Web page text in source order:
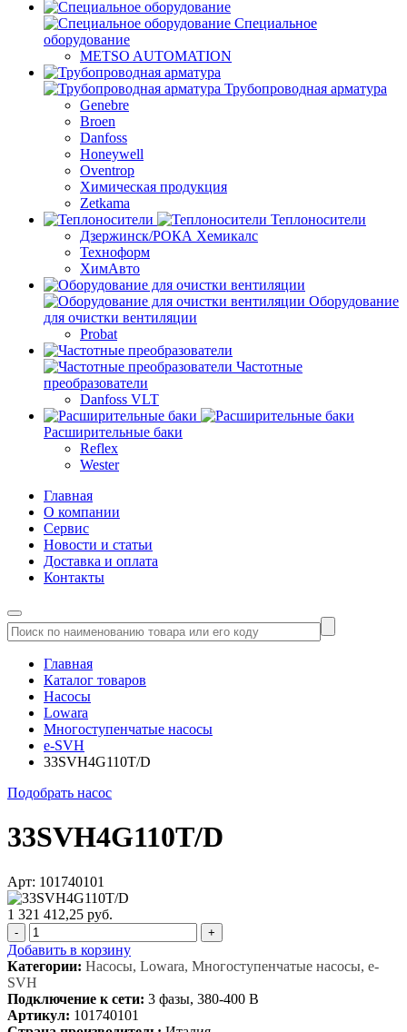
Специальное
оборудование
METSO AUTOMATION
Трубопроводная арматура
Genebre
Broen
Danfoss
Honeywell
Oventrop
Химическая продукция
Zetkama
Теплоносители
Дзержинск/РОКА Хемикалс
Техноформ
ХимАвто
Оборудование
для очистки вентиляции
Probat
Частотные
преобразователи
Danfoss VLT
Расширительные баки
Reflex
Wester
Главная
О компании
Сервис
Новости и статьи
Доставка и оплата
Контакты
Главная
Каталог товаров
Насосы
Lowara
Многоступенчатые насосы
e-SVH
33SVH4G110T/D
Подобрать насос
33SVH4G110T/D
Арт: 101740101
1 321 412,25 руб.
- +
Добавить в корзину
Категории: Насосы, Lowara, Многоступенчатые насосы, e-
SVH
Подключение к сети: 3 фазы, 380-400 В
Артикул: 101740101